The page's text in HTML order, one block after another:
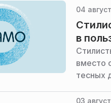
04
в
вместо
тесных
03